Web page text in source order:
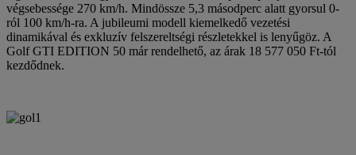
végsebessége 270 km/h. Mindössze 5,3 másodperc alatt gyorsul 0-
ról 100 km/h-ra. A jubileumi modell kiemelkedő vezetési
dinamikával és exkluzív felszereltségi részletekkel is lenyűgöz. A
Golf GTI EDITION 50 már rendelhető, az árak 18 577 050 Ft-tól
kezdődnek.